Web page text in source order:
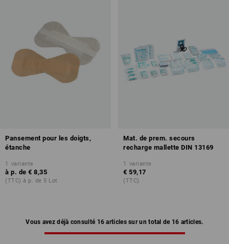
Pansement pour les doigts,
étanche
1 variante
à p. de € 8,35
(TTC) à p. de 5 Lot
Mat. de prem. secours
recharge mallette DIN 13169
1 variante
€ 59,17
(TTC)
Vous avez déjà consulté 16 articles sur un total de 16 articles.